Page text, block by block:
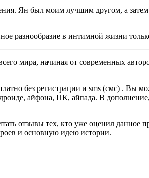
Ян был моим лучшим другом, а
разнообразие в интимной жизни
мира, начиная от современных
без регистрации и sms (смс) . Вы
айфона, ПК, айпада. В
отзывы тех, кто уже оценил данное
и основную идею истории.